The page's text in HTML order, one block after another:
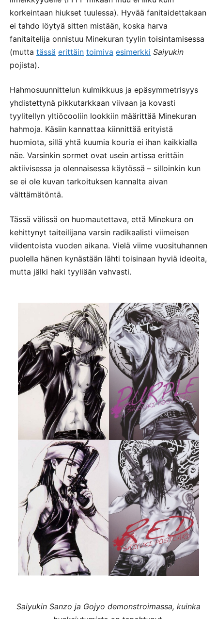
korkeintaan hiukset tuulessa). Hyvää fanitaidettakaan
ei tahdo löytyä sitten mistään, koska harva
fanitaitelija onnistuu Minekuran tyylin toisintamisessa
(mutta tässä erittäin toimiva esimerkki Saiyukin
pojista).
Hahmosuunnittelun kulmikkuus ja epäsymmetrisyys
yhdistettynä pikkutarkkaan viivaan ja kovasti
tyylitellyn yltiöcooliin lookkiin määrittää Minekuran
hahmoja. Käsiin kannattaa kiinnittää erityistä
huomiota, sillä yhtä kuumia kouria ei ihan kaikkialla
näe. Varsinkin sormet ovat usein artissa erittäin
aktiivisessa ja olennaisessa käytössä – silloinkin kun
se ei ole kuvan tarkoituksen kannalta aivan
välttämätöntä.
Tässä välissä on huomautettava, että Minekura on
kehittynyt taiteilijana varsin radikaalisti viimeisen
viidentoista vuoden aikana. Vielä viime vuosituhannen
puolella hänen kynästään lähti toisinaan hyviä ideoita,
mutta jälki haki tyyliään vahvasti.
Saiyukin Sanzo ja Gojyo demonstroimassa, kuinka